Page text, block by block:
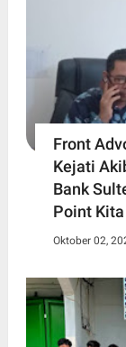
Front
Kejati
Bank
Point
Oktober 02,